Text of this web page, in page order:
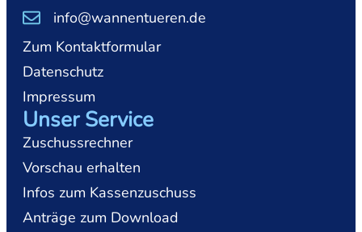
Unser Service
Zuschussrechner
Vorschau erhalten
Infos zum Kassenzuschuss
Anträge zum Download
info@wannentueren.de
Zum Kontaktformular
Datenschutz
Impressum